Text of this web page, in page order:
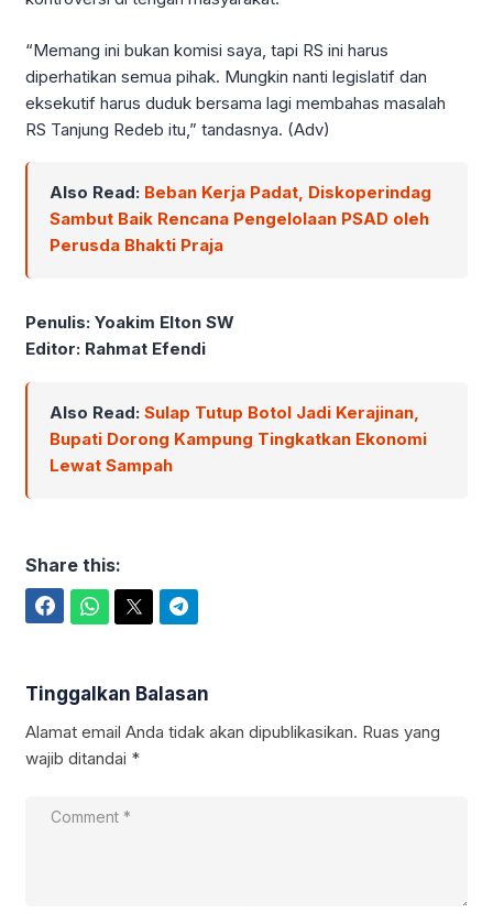
“Memang ini bukan komisi saya, tapi RS ini harus
diperhatikan semua pihak. Mungkin nanti legislatif dan
eksekutif harus duduk bersama lagi membahas masalah
RS Tanjung Redeb itu,” tandasnya. (Adv)
Also Read: Beban Kerja Padat, Diskoperindag
Sambut Baik Rencana Pengelolaan PSAD oleh
Perusda Bhakti Praja
Penulis: Yoakim Elton SW
Editor: Rahmat Efendi
Also Read: Sulap Tutup Botol Jadi Kerajinan,
Bupati Dorong Kampung Tingkatkan Ekonomi
Lewat Sampah
Share this:
Tinggalkan Balasan
Alamat email Anda tidak akan dipublikasikan. Ruas yang
wajib ditandai *